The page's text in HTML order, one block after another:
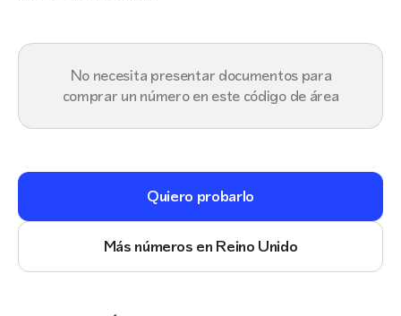
No necesita presentar documentos para
comprar un número en este código de área
Quiero probarlo
Más números en Reino Unido